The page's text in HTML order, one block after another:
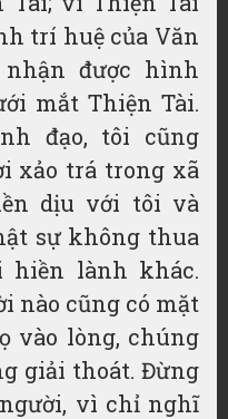
trí huệ của Văn
được hình
mắt Thiện Tài.
đạo, tôi cũng
xảo trá trong xã
dịu với tôi và
sự không thua
hiền lành khác.
nào cũng có mặt
vào lòng, chúng
giải thoát. Đừng
vì chỉ nghĩ